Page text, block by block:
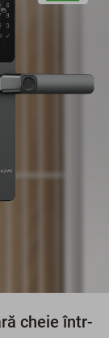
cheie într-